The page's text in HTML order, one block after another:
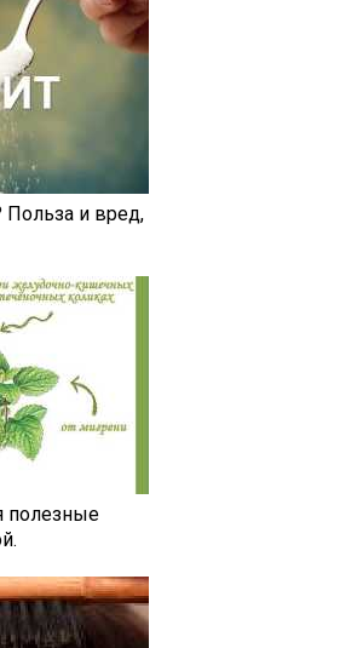
Польза и вред,
полезные